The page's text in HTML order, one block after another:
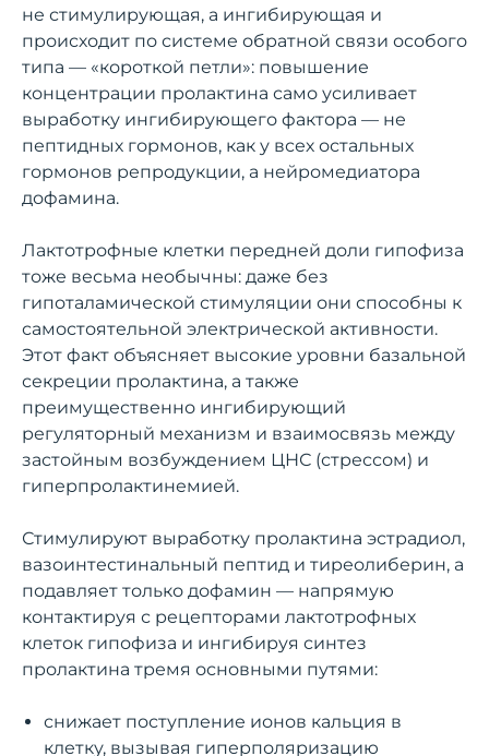
не стимулирующая, а ингибирующая и
происходит по системе обратной связи особого
типа — «короткой петли»: повышение
концентрации пролактина само усиливает
выработку ингибирующего фактора — не
пептидных гормонов, как у всех остальных
гормонов репродукции, а нейромедиатора
дофамина.
Лактотрофные клетки передней доли гипофиза
тоже весьма необычны: даже без
гипоталамической стимуляции они способны к
самостоятельной электрической активности.
Этот факт объясняет высокие уровни базальной
секреции пролактина, а также
преимущественно ингибирующий
регуляторный механизм и взаимосвязь между
застойным возбуждением ЦНС (стрессом) и
гиперпролактинемией.
Стимулируют выработку пролактина эстрадиол,
вазоинтестинальный пептид и тиреолиберин, а
подавляет только дофамин — напрямую
контактируя с рецепторами лактотрофных
клеток гипофиза и ингибируя синтез
пролактина тремя основными путями:
снижает поступление ионов кальция в
клетку, вызывая гиперполяризацию